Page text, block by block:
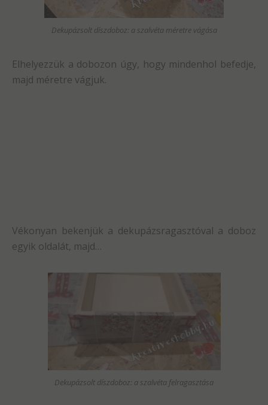
Dekupázsolt díszdoboz: a szalvéta méretre vágása
Elhelyezzük a dobozon úgy, hogy mindenhol befedje,
majd méretre vágjuk.
Vékonyan bekenjük a dekupázsragasztóval a doboz
egyik oldalát, majd…
Dekupázsolt díszdoboz: a szalvéta felragasztása